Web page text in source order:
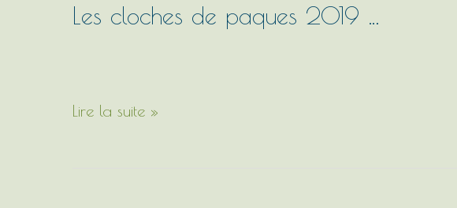
Les cloches de paques 2019 …
Les
2019
Lire la suite »